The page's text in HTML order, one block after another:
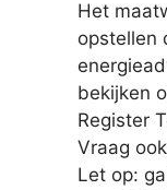
Het
opstellen
bekijken
Register
Vraag
Let op: